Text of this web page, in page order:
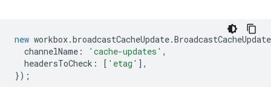
new workbox.broadcastCacheUpdate.
channelName : 'cache-updates' ,
headersToCheck : [ 'etag' ],
});